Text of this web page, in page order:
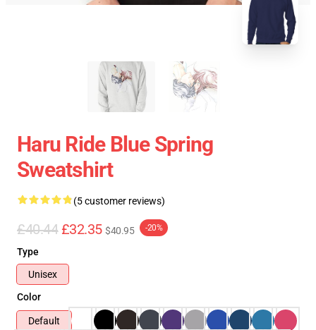
Haru Ride Blue Spring
Sweatshirt
(5 customer reviews)
£40.44 £32.35 $40.95 -20%
Type
Unisex
Color
Default